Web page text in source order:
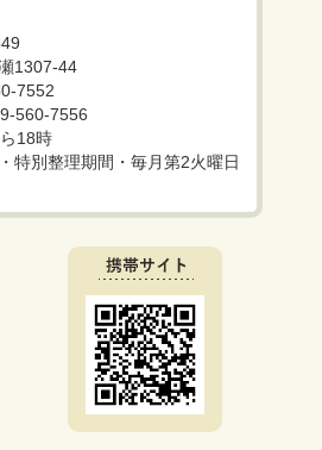
1307-44
7552
560-7556
18時
特別整理期間・毎月第2火曜日